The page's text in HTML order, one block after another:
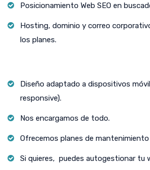
Posicionamiento Web SEO en
Hosting, dominio y correo
los planes.
Diseño adaptado a dispositivos
responsive).
Nos encargamos de todo.
Ofrecemos planes de mantenimiento
Si quieres, puedes autogestionar tu